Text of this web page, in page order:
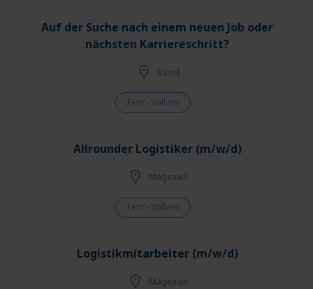
Auf der Suche nach einem neuen Job oder
nächsten Karriereschritt?
Basel
Fest - Vollzeit
Allrounder Logistiker (m/w/d)
Mägenwil
Fest - Vollzeit
Logistikmitarbeiter (m/w/d)
Mägenwil